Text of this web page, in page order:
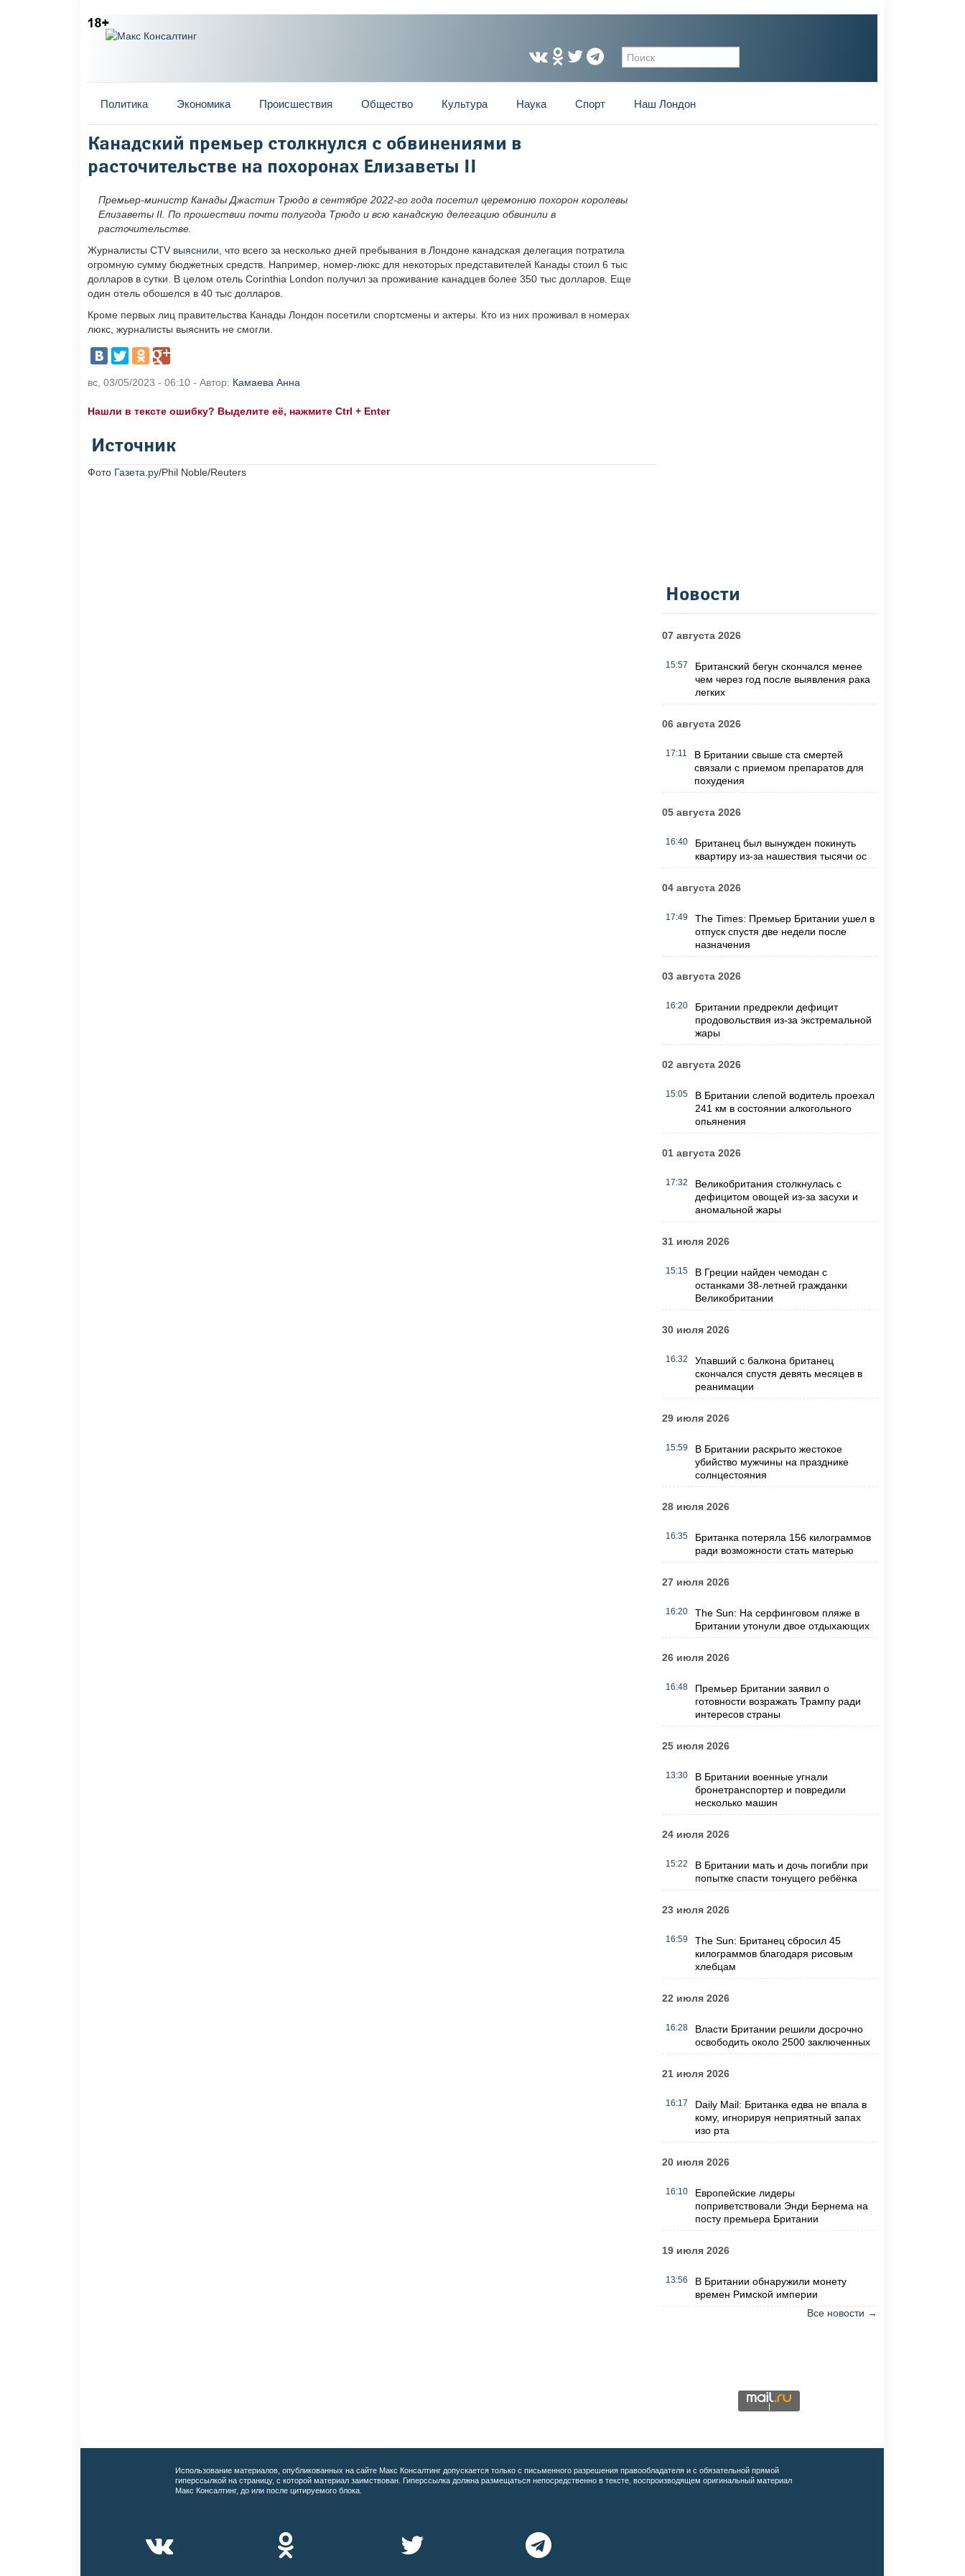
Форма поиска
Главное меню
Политика Экономика Происшествия Общество Культура Наука Спорт Наш Лондон
Вы здесь
Канадский премьер столкнулся с обвинениями в
расточительстве на похоронах Елизаветы II
Премьер-министр Канады Джастин Трюдо в сентябре 2022-го года посетил церемонию похорон королевы
Елизаветы II. По прошествии почти полугода Трюдо и всю канадскую делегацию обвинили в
расточительстве.
Журналисты CTV выяснили , что всего за несколько дней пребывания в Лондоне канадская делегация потратила
огромную сумму бюджетных средств. Например, номер-люкс для некоторых представителей Канады стоил 6 тыс
долларов в сутки. В целом отель Corinthia London получил за проживание канадцев более 350 тыс долларов. Еще
один отель обошелся в 40 тыс долларов.
Кроме первых лиц правительства Канады Лондон посетили спортсмены и актеры. Кто из них проживал в номерах
люкс, журналисты выяснить не смогли.
вс, 03/05/2023 - 06:10 - Автор: Камаева Анна
Нашли в тексте ошибку? Выделите её, нажмите Ctrl + Enter
Источник
Фото Газета.ру/Phil Noble/Reuters
Новости
07 августа 2026
15:57
Британский бегун скончался менее
чем через год после выявления рака
легких
06 августа 2026
17:11
В Британии свыше ста смертей
связали с приемом препаратов для
похудения
05 августа 2026
16:40
Британец был вынужден покинуть
квартиру из-за нашествия тысячи ос
04 августа 2026
17:49
The Times: Премьер Британии ушел в
отпуск спустя две недели после
назначения
03 августа 2026
16:20
Британии предрекли дефицит
продовольствия из-за экстремальной
жары
02 августа 2026
15:05
В Британии слепой водитель проехал
241 км в состоянии алкогольного
опьянения
01 августа 2026
17:32
Великобритания столкнулась с
дефицитом овощей из-за засухи и
аномальной жары
31 июля 2026
15:15
В Греции найден чемодан с
останками 38-летней гражданки
Великобритании
30 июля 2026
16:32
Упавший с балкона британец
скончался спустя девять месяцев в
реанимации
29 июля 2026
15:59
В Британии раскрыто жестокое
убийство мужчины на празднике
солнцестояния
28 июля 2026
16:35
Британка потеряла 156 килограммов
ради возможности стать матерью
27 июля 2026
16:20
The Sun: На серфинговом пляже в
Британии утонули двое отдыхающих
26 июля 2026
16:48
Премьер Британии заявил о
готовности возражать Трампу ради
интересов страны
25 июля 2026
13:30
В Британии военные угнали
бронетранспортер и повредили
несколько машин
24 июля 2026
15:22
В Британии мать и дочь погибли при
попытке спасти тонущего ребёнка
23 июля 2026
16:59
The Sun: Британец сбросил 45
килограммов благодаря рисовым
хлебцам
22 июля 2026
16:28
Власти Британии решили досрочно
освободить около 2500 заключенных
21 июля 2026
16:17
Daily Mail: Британка едва не впала в
кому, игнорируя неприятный запах
изо рта
20 июля 2026
16:10
Европейские лидеры
поприветствовали Энди Бернема на
посту премьера Британии
19 июля 2026
13:56
В Британии обнаружили монету
времен Римской империи
Все новости →
Использование материалов, опубликованных на сайте Макс Консалтинг допускается только с письменного разрешения правообладателя и с обязательной прямой
гиперссылкой на страницу, с которой материал заимствован. Гиперссылка должна размещаться непосредственно в тексте, воспроизводящем оригинальный материал
Макс Консалтинг, до или после цитируемого блока.